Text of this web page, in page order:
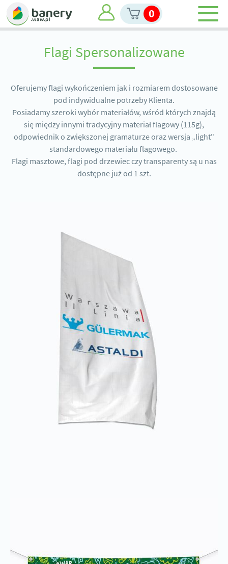
0
Flagi Spersonalizowane
Oferujemy flagi wykończeniem jak i rozmiarem dostosowane
pod indywidualne potrzeby Klienta.
Posiadamy szeroki wybór materiałów, wśród których znajdą
się między innymi tradycyjny materiał flagowy (115g),
odpowiednik o zwiększonej gramaturze oraz wersja „light"
standardowego materiału flagowego.
Flagi masztowe, flagi pod drzewiec czy transparenty są u nas
dostępne już od 1 szt.